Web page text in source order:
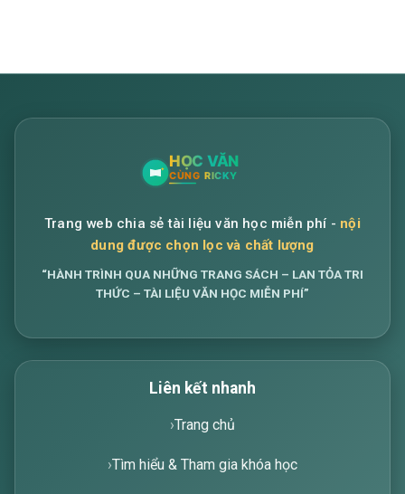
Trang web chia sẻ tài liệu văn học miễn phí - nội
dung được chọn lọc và chất lượng
“HÀNH TRÌNH QUA NHỮNG TRANG SÁCH – LAN TỎA TRI
THỨC – TÀI LIỆU VĂN HỌC MIỄN PHÍ”
Liên kết nhanh
Trang chủ
Tìm hiểu & Tham gia khóa học